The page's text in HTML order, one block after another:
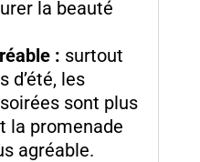
la beauté
: surtout
d’été, les
sont plus
la promenade
agréable.